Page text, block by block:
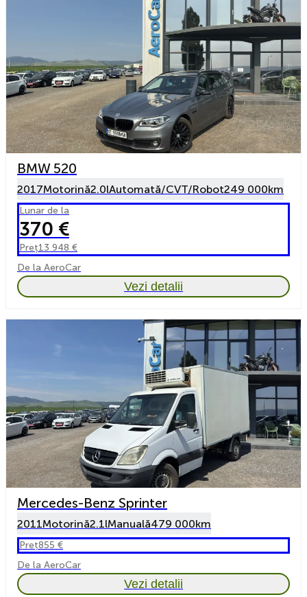
BMW 520
2017Motorină2.0lAutomată/CVT/Robot249 000km
Lunar de la
370 €
Preț13 948 €
De la AeroCar
Vezi detalii
Mercedes-Benz Sprinter
2011Motorină2.1lManuală479 000km
Preț855 €
De la AeroCar
Vezi detalii